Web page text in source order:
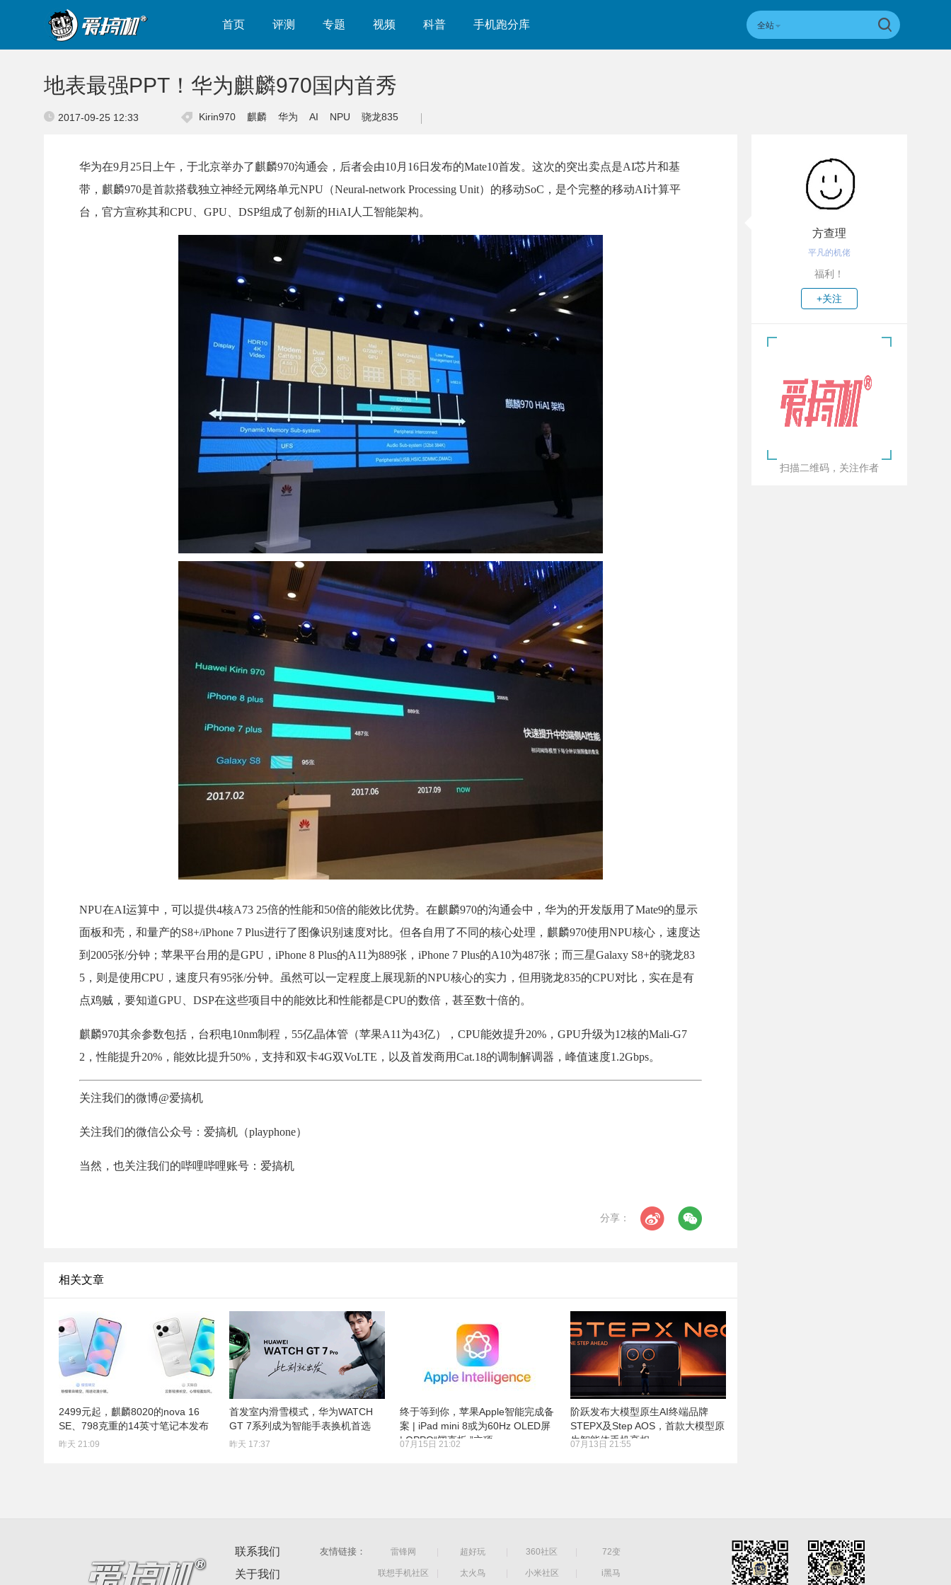
首页 评测 专题 视频 科普 手机跑分库 全站
地表最强PPT！华为麒麟970国内首秀
2017-09-25 12:33 Kirin970 麒麟 华为 AI NPU 骁龙835
华为在9月25日上午，于北京举办了麒麟970沟通会，后者会由10月16日发布的Mate10首发。这次的突出卖点是AI芯片和基
带，麒麟970是首款搭载独立神经元网络单元NPU（Neural-network Processing Unit）的移动SoC，是个完整的移动AI计算平
台，官方宣称其和CPU、GPU、DSP组成了创新的HiAI人工智能架构。
NPU在AI运算中，可以提供4核A73 25倍的性能和50倍的能效比优势。 在麒麟970的沟通会中，华为的开发版用了Mate9的显示
面板和壳，和量产的S8+/iPhone 7 Plus进行了图像识别速度对比。但各自用了不同的核心处理，麒麟970使用NPU核心，速度达
到2005张/分钟；苹果平台用的是GPU，iPhone 8 Plus的A11为889张，iPhone 7 Plus的A10为487张；而三星Galaxy S8+的骁龙83
5，则是使用CPU，速度只有95张/分钟。虽然可以一定程度上展现新的NPU核心的实力，但用骁龙835的CPU对比，实在是有
点鸡贼，要知道GPU、DSP在这些项目中的能效比和性能都是CPU的数倍，甚至数十倍的。
麒麟970其余参数包括，台积电10nm制程，55亿晶体管（苹果A11为43亿），CPU能效提升20%，GPU升级为12核的Mali-G7
2，性能提升20%，能效比提升50%，支持和双卡4G双VoLTE，以及首发商用Cat.18的调制解调器，峰值速度1.2Gbps。
关注我们的微博@爱搞机
关注我们的微信公众号：爱搞机（playphone）
当然，也关注我们的哔哩哔哩账号：爱搞机
分享：
相关文章
2499元起，麒麟8020的nova 16
SE、798克重的14英寸笔记本发布
昨天 21:09
首发室内滑雪模式，华为WATCH
GT 7系列成为智能手表换机首选
昨天 17:37
终于等到你，苹果Apple智能完成备
案 | iPad mini 8或为60Hz OLED屏
| OPPO“阔直板 ”立项
07月15日 21:02
阶跃发布大模型原生AI终端品牌
STEPX及Step AOS，首款大模型原
生智能体手机亮相
07月13日 21:55
方查理
平凡的机佬
福利！
+关注
扫描二维码，关注作者
联系我们
关于我们
友情链接： 雷锋网 超好玩 360社区 72变
联想手机社区 太火鸟 小米社区 i黑马